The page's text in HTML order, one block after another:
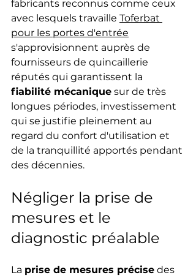
fabricants reconnus comme ceux
avec lesquels travaille Toferbat
pour les portes d'entrée
s'approvisionnent auprès de
fournisseurs de quincaillerie
réputés qui garantissent la
fiabilité mécanique sur de très
longues périodes, investissement
qui se justifie pleinement au
regard du confort d'utilisation et
de la tranquillité apportés pendant
des décennies.
Négliger la prise de
mesures et le
diagnostic préalable
La prise de mesures précise des